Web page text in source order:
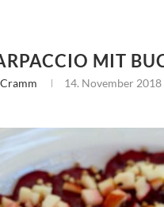
MIT
14. November 2018